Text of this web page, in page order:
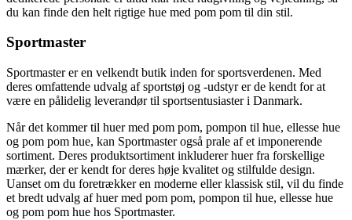
du kan finde den helt rigtige hue med pom pom til din stil.
Sportmaster
Sportmaster er en velkendt butik inden for sportsverdenen. Med
deres omfattende udvalg af sportstøj og -udstyr er de kendt for at
være en pålidelig leverandør til sportsentusiaster i Danmark.
Når det kommer til huer med pom pom, pompon til hue, ellesse hue
og pom pom hue, kan Sportmaster også prale af et imponerende
sortiment. Deres produktsortiment inkluderer huer fra forskellige
mærker, der er kendt for deres høje kvalitet og stilfulde design.
Uanset om du foretrækker en moderne eller klassisk stil, vil du finde
et bredt udvalg af huer med pom pom, pompon til hue, ellesse hue
og pom pom hue hos Sportmaster.